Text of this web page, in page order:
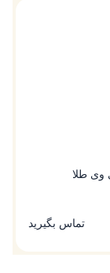
وی طلا
تماس بگیرید